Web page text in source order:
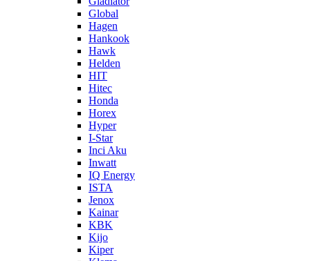
Global
Hagen
Hankook
Hawk
Helden
HIT
Hitec
Honda
Horex
Hyper
I-Star
Inci Aku
Inwatt
IQ Energy
ISTA
Jenox
Kainar
KBK
Kijo
Kiper